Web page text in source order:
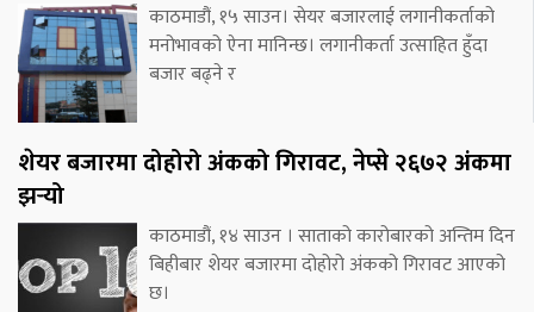
काठमाडौं, १५ साउन। सेयर बजारलाई लगानीकर्ताको
मनोभावको ऐना मानिन्छ। लगानीकर्ता उत्साहित हुँदा
बजार बढ्ने र
शेयर बजारमा दोहोरो अंकको गिरावट, नेप्से २६७२ अंकमा
झर्‍यो
काठमाडौं, १४ साउन । साताको कारोबारको अन्तिम दिन
बिहीबार शेयर बजारमा दोहोरो अंकको गिरावट आएको
छ।